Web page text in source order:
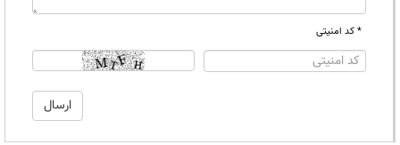
* کد امنیتی